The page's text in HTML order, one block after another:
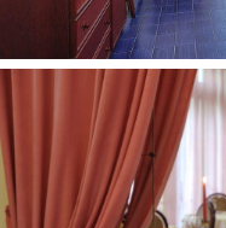
Internetinė svetainė: